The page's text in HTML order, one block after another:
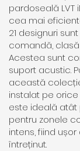
pardoseală LVT
cea mai
21 designuri
comandă,
Acestea sunt
suport acustic.
această
instalat pe
este ideală atât
pentru zonele
intens, fiind
întreținut.